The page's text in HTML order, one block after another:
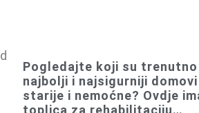
Pogledajte koji su trenutno
najbolji i najsigurniji domovi
starije i nemoćne? Ovdje
toplica za rehabilitaciju…